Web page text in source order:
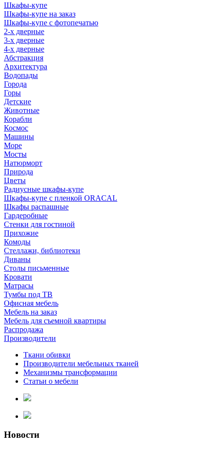
Шкафы-купе
Шкафы-купе на заказ
Шкафы-купе с фотопечатью
2-х дверные
3-х дверные
4-х дверные
Абстракция
Архитектура
Водопады
Города
Горы
Детские
Животные
Корабли
Космос
Машины
Море
Мосты
Натюрморт
Природа
Цветы
Радиусные шкафы-купе
Шкафы-купе с пленкой ORACAL
Шкафы распашные
Гардеробные
Стенки для гостиной
Прихожие
Комоды
Стеллажи, библиотеки
Диваны
Столы письменные
Кровати
Матрасы
Тумбы под ТВ
Офисная мебель
Мебель на заказ
Мебель для съемной квартиры
Распродажа
Производители
Ткани обивки
Производители мебельных тканей
Механизмы трансформации
Статьи о мебели
Новости